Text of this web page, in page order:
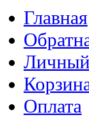
Главная
Оплата